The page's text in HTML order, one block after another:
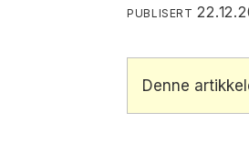
PUBLISERT
Denne